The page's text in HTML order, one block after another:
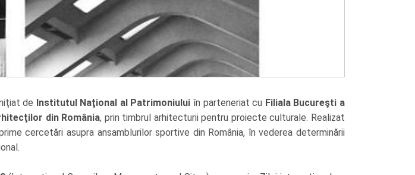
de Institutul Naţional al Patrimoniului în parteneriat cu Filiala Bucureşti a
din România, prin timbrul arhitecturii pentru proiecte culturale. Realizat
cercetări asupra ansamblurilor sportive din România, în vederea determinării